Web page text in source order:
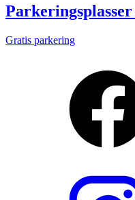
Parkeringsplasser
Gratis parkering